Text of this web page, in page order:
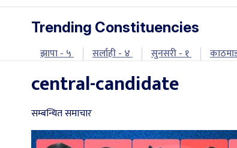
Trending Constituencies
झापा - ५ सर्लाही - ४ सुनसरी - १
central-candidate
सम्बन्धित समाचार